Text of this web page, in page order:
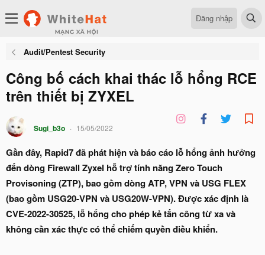
Đăng nhập
Audit/Pentest Security
Công bố cách khai thác lỗ hổng RCE
trên thiết bị ZYXEL
Sugi_b3o 15/05/2022
Gần đây, Rapid7 đã phát hiện và báo cáo lỗ hổng ảnh hưởng
đến dòng Firewall Zyxel hỗ trợ tính năng Zero Touch
Provisoning (ZTP), bao gồm dòng ATP, VPN và USG FLEX
(bao gồm USG20-VPN và USG20W-VPN). Được xác định là
CVE-2022-30525, lỗ hổng cho phép kẻ tấn công từ xa và
không cần xác thực có thể chiếm quyền điều khiển.